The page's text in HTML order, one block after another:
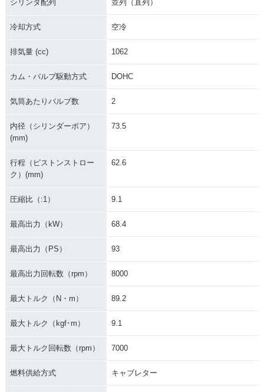
シリンダ配列 並列（直列）
冷却方式 空冷
排気量 (cc) 1062
カム・バルブ駆動方式 DOHC
気筒あたりバルブ数 2
内径（シリンダーボア）
(mm)
73.5
行程（ピストンストロー
ク）(mm)
62.6
圧縮比（:1） 9.1
最高出力（kW） 68.4
最高出力（PS） 93
最高出力回転数（rpm） 8000
最大トルク（N・m） 89.2
最大トルク（kgf･m） 9.1
最大トルク回転数（rpm） 7000
燃料供給方式 キャブレター